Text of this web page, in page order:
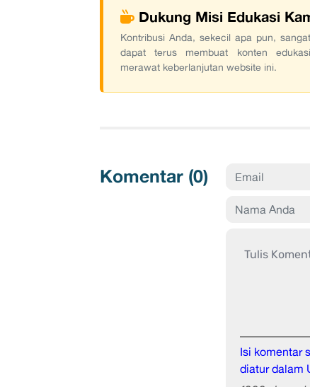
Dukung Misi Edukasi
Kontribusi Anda, sekecil apa pun,
dapat terus membuat konten
merawat keberlanjutan website ini.
Komentar (0)
Isi komentar
diatur dalam